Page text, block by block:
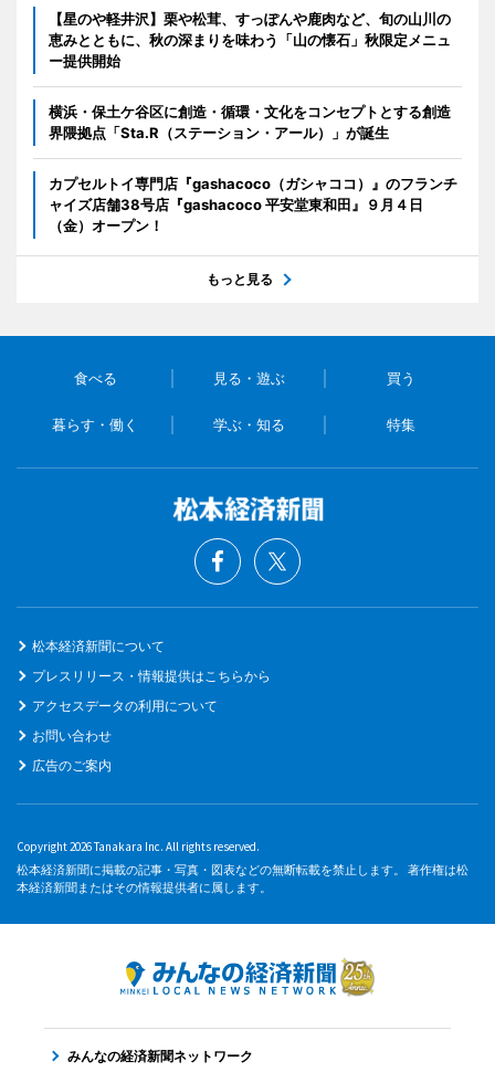
【星のや軽井沢】栗や松茸、すっぽんや鹿肉など、旬の山川の
恵みとともに、秋の深まりを味わう「山の懐石」秋限定メニュ
ー提供開始
横浜・保土ケ谷区に創造・循環・文化をコンセプトとする創造
界隈拠点「Sta.R（ステーション・アール）」が誕生
カプセルトイ専門店『gashacoco（ガシャココ）』のフランチ
ャイズ店舗38号店『gashacoco 平安堂東和田』９月４日
（金）オープン！
もっと見る
食べる 見る・遊ぶ 買う
暮らす・働く 学ぶ・知る 特集
松本経済新聞について
プレスリリース・情報提供はこちらから
アクセスデータの利用について
お問い合わせ
広告のご案内
Copyright 2026 Tanakara Inc. All rights reserved.
松本経済新聞に掲載の記事・写真・図表などの無断転載を禁止します。 著作権は松
本経済新聞またはその情報提供者に属します。
みんなの経済新聞ネットワーク